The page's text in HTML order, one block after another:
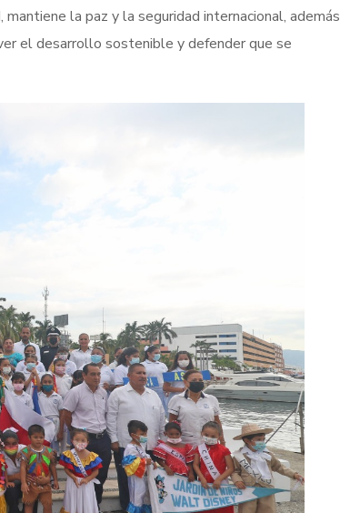
la paz y la seguridad internacional, además
el desarrollo sostenible y defender que se